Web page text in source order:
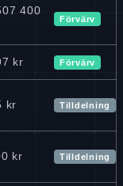
400
Förvärv
kr Förvärv
kr Tilldelning
kr Tilldelning